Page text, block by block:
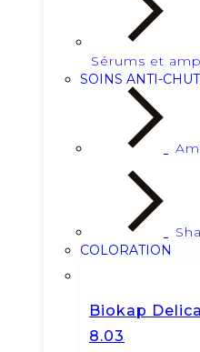
Sérums et
SOINS ANTI-
COLORATION
Biokap
8.03